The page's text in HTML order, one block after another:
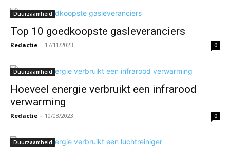
Duurzaamheid
Top 10 goedkoopste gasleveranciers
Redactie - 17/11/2023 0
Duurzaamheid
Hoeveel energie verbruikt een infrarood
verwarming
Redactie - 10/08/2023 0
Duurzaamheid